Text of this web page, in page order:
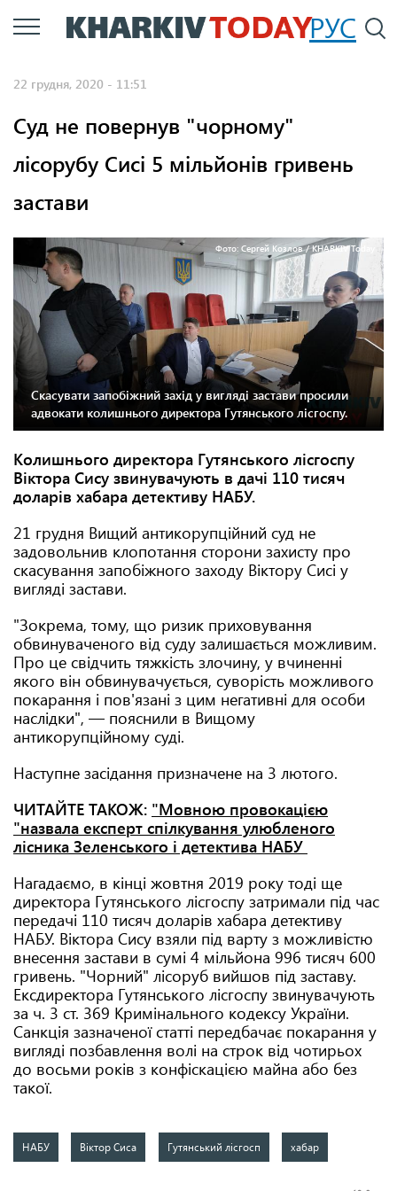
Перейти
до
РУС
22 грудня, 2020 - 11:51
Суд не повернув "чорному"
лісорубу Сисі 5 мільйонів гривень
застави
Фото: Сергей Козлов / KHARKIV Today
Скасувати запобіжний захід у вигляді застави просили
адвокати колишнього директора Гутянського лісгоспу.
Колишнього директора Гутянського лісгоспу
Віктора Сису звинувачують в дачі 110 тисяч
доларів хабара детективу НАБУ.
21 грудня Вищий антикорупційний суд не
задовольнив клопотання сторони захисту про
скасування запобіжного заходу Віктору Сисі у
вигляді застави.
"Зокрема, тому, що ризик приховування
обвинуваченого від суду залишається можливим.
Про це свідчить тяжкість злочину, у вчиненні
якого він обвинувачується, суворість можливого
покарання і пов'язані з цим негативні для особи
наслідки", — пояснили в Вищому
антикорупційному суді.
Наступне засідання призначене на 3 лютого.
ЧИТАЙТЕ ТАКОЖ: "Мовною провокацією
"назвала експерт спілкування улюбленого
лісника Зеленського і детектива НАБУ
Нагадаємо, в кінці жовтня 2019 року тоді ще
директора Гутянського лісгоспу затримали під час
передачі 110 тисяч доларів хабара детективу
НАБУ. Віктора Сису взяли під варту з можливістю
внесення застави в сумі 4 мільйона 996 тисяч 600
гривень. "Чорний" лісоруб вийшов під заставу.
Ексдиректора Гутянського лісгоспу звинувачують
за ч. 3 ст. 369 Кримінального кодексу України.
Санкція зазначеної статті передбачає покарання у
вигляді позбавлення волі на строк від чотирьох
до восьми років з конфіскацією майна або без
такої.
НАБУ Віктор Сиса Гутянський лісгосп хабар